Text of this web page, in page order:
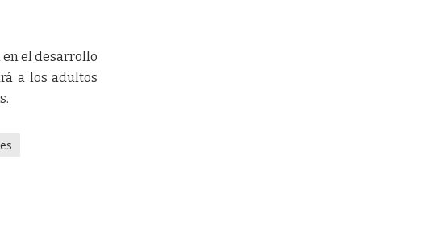
en el desarrollo
a los adultos